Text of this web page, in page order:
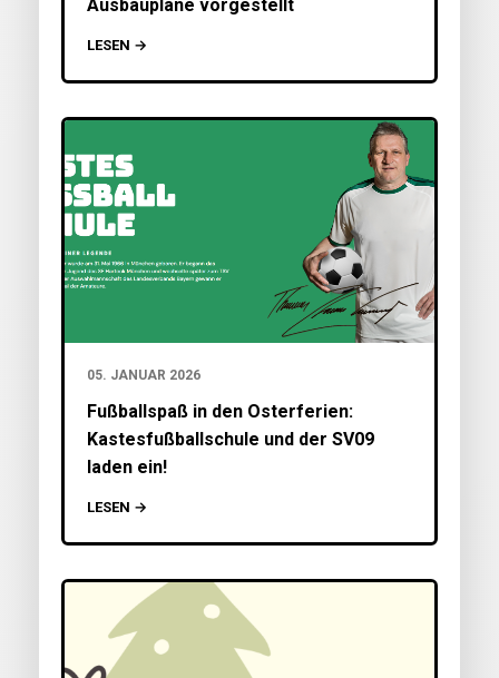
Ausbaupläne vorgestellt
LESEN →
05. JANUAR 2026
Fußballspaß in den Osterferien:
Kastesfußballschule und der SV09
laden ein!
LESEN →